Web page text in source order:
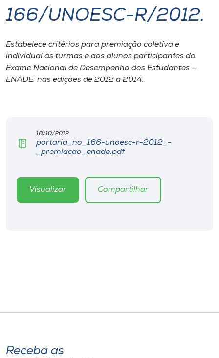
I.nova
Diplomados
Cultura
Biblioteca
Selecione
166/UNOESC-R/2012.
Estabelece critérios para premiação coletiva e
individual às turmas e aos alunos participantes do
Exame Nacional de Desempenho dos Estudantes –
ENADE, nas edições de 2012 a 2014.
18/10/2012
portaria_no_166-unoesc-r-2012_-
_premiacao_enade.pdf
Visualizar Compartilhar
Receba as